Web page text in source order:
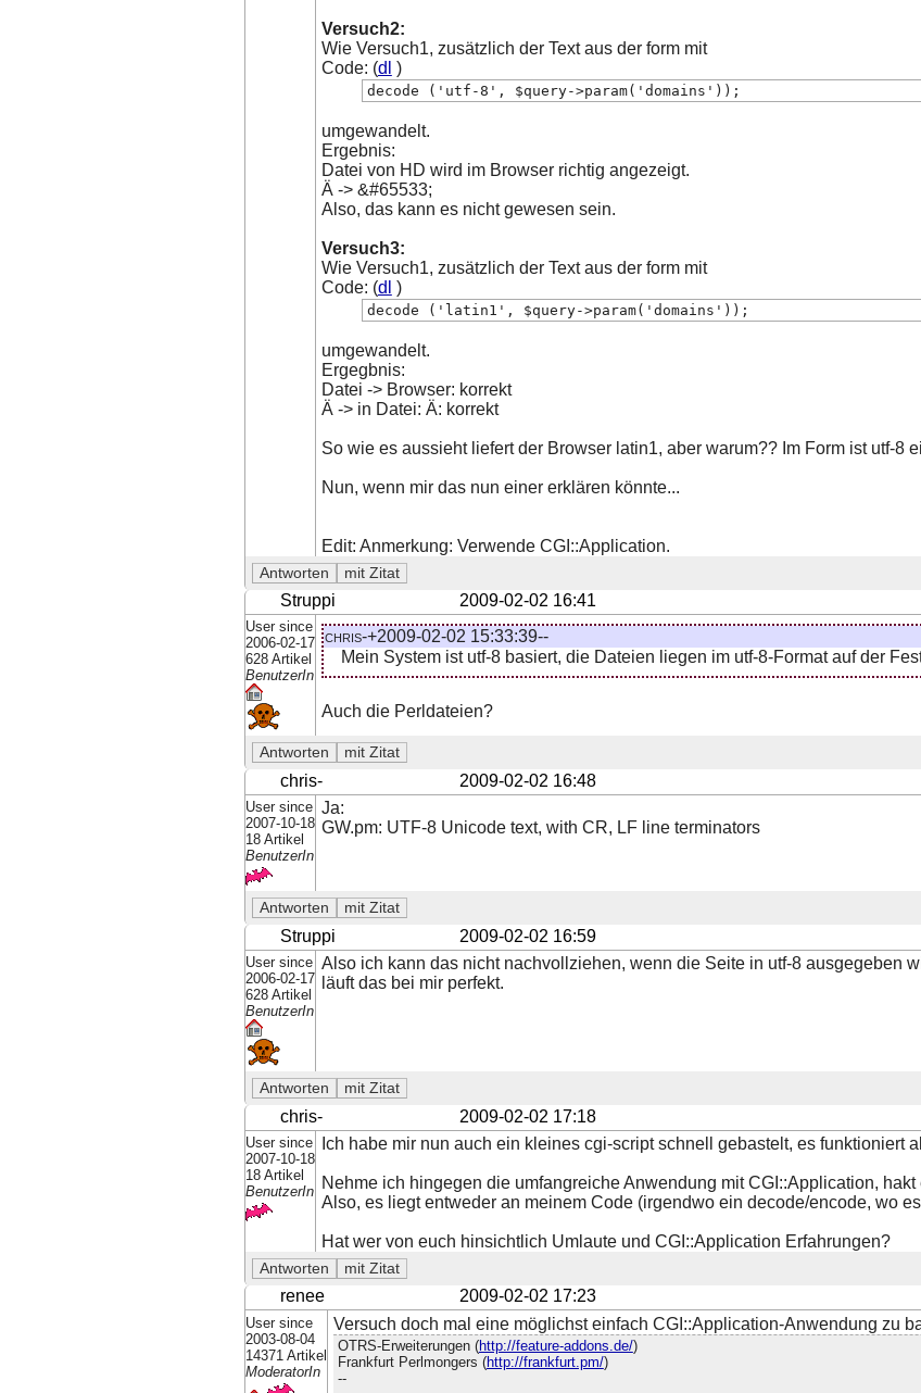
Versuch2:
Wie Versuch1, zusätzlich der Text aus der form mit
Code: (dl )
decode ('utf-8', $query->param('domains'));
umgewandelt.
Ergebnis:
Datei von HD wird im Browser richtig angezeigt.
Ä -> &#65533;
Also, das kann es nicht gewesen sein.
Versuch3:
Wie Versuch1, zusätzlich der Text aus der form mit
Code: (dl )
decode ('latin1', $query->param('domains'));
umgewandelt.
Ergegbnis:
Datei -> Browser: korrekt
Ä -> in Datei: Ä: korrekt
So wie es aussieht liefert der Browser latin1, aber warum?? Im Form ist utf-
Nun, wenn mir das nun einer erklären könnte...
Edit: Anmerkung: Verwende CGI::Application.
Struppi 2009-02-02 16:41
User since
2006-02-17
628 Artikel
BenutzerIn
chris-+2009-02-02 15:33:39--
Mein System ist utf-8 basiert, die Dateien liegen im utf-8-Format auf der
Auch die Perldateien?
chris- 2009-02-02 16:48
User since
2007-10-18
18 Artikel
BenutzerIn
Ja:
GW.pm: UTF-8 Unicode text, with CR, LF line terminators
Struppi 2009-02-02 16:59
User since
2006-02-17
628 Artikel
BenutzerIn
Also ich kann das nicht nachvollziehen, wenn die Seite in utf-8 ausgegeben
läuft das bei mir perfekt.
chris- 2009-02-02 17:18
User since
2007-10-18
18 Artikel
BenutzerIn
Ich habe mir nun auch ein kleines cgi-script schnell gebastelt, es funktioniert
Nehme ich hingegen die umfangreiche Anwendung mit CGI::Application, hakt
Also, es liegt entweder an meinem Code (irgendwo ein decode/encode, wo
Hat wer von euch hinsichtlich Umlaute und CGI::Application Erfahrungen?
renee 2009-02-02 17:23
User since
2003-08-04
14371 Artikel
ModeratorIn
Versuch doch mal eine möglichst einfach CGI::Application-Anwendung zu
OTRS-Erweiterungen (http://feature-addons.de/)
Frankfurt Perlmongers (http://frankfurt.pm/)
--